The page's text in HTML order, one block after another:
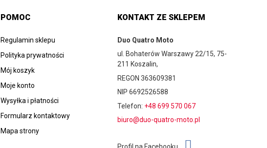
POMOC
Regulamin sklepu
Polityka prywatności
Mój koszyk
Moje konto
Wysyłka i płatności
Formularz kontaktowy
Mapa strony
KONTAKT ZE SKLEPEM
Duo Quatro Moto
ul. Bohaterów Warszawy 22/15, 75-
211 Koszalin,
REGON 363609381
NIP 6692526588
Telefon: +48 699 570 067
biuro@duo-quatro-moto.pl